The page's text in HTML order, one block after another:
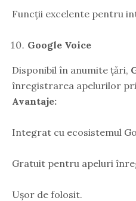
Funcții excelente pentru
Google Voice
Disponibil în anumite țări,
înregistrarea apelurilor
Avantaje:
Integrat cu ecosistemul
Gratuit pentru apeluri
Ușor de folosit.